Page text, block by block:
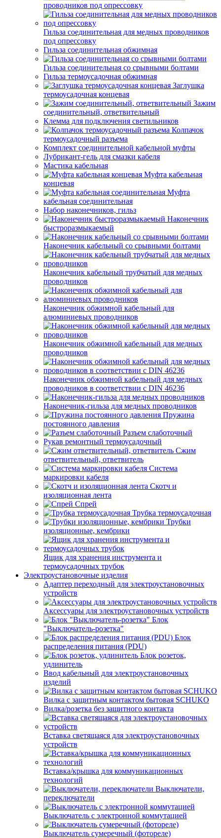
проводников под опрессовку
Гильза соединительная для медных проводников
под опрессовку
Гильза соединительная обжимная
Гильза соединительная со срывными болтами
Гильза термоусадочная обжимная
Заглушка
термоусадочная концевая
Зажим
соединительный, ответвительный
Клемма для подключения светильников
Колпачок
термоусадочный разъема
Комплект соединительной кабельной муфты
Лубрикант-гель для смазки кабеля
Мастика кабельная
Муфта кабельная
концевая
Муфта
кабельная соединительная
Набор наконечников, гильз
Наконечник
быстроразмыкаемый
Наконечник кабельный со срывными болтами
Наконечник кабельный трубчатый для медных
проводников
Наконечник обжимной кабельный для
алюминиевых проводников
Наконечник обжимной кабельный для медных
проводников
Наконечник обжимной кабельный для медных
проводников в соответствии с DIN 46236
Наконечник-гильза для медных проводников
Пружина
постоянного давления
Разъем слаботочный
Рукав ремонтный термоусадочный
Сжим
ответвительный, ответвитель
Система
маркировки кабеля
Скотч и
изоляционная лента
Спрей
Трубка термоусадочная
Трубки
изоляционные, кембрики
Ящик для хранения инструмента и
термоусадочных трубок
Электроустановочные изделия
Адаптер переходный для электроустановочных
устройств
Аксессуары для электроустановочных устройств
Блок
"Выключатель-розетка"
Блок
распределения питания (PDU)
Блок розеток,
удлинитель
Ввод кабельный для электроустановочных
изделий
Вилка с защитным контактом бытовая SCHUKO
Вилка/розетка без защитного контакта
Вставка светящаяся для электроустановочных
устройств
Вставка/крышка для коммуникационных
технологий
Выключатели,
переключатели
Выключатель с электронной коммутацией
Выключатель сумеречный (фотореле)